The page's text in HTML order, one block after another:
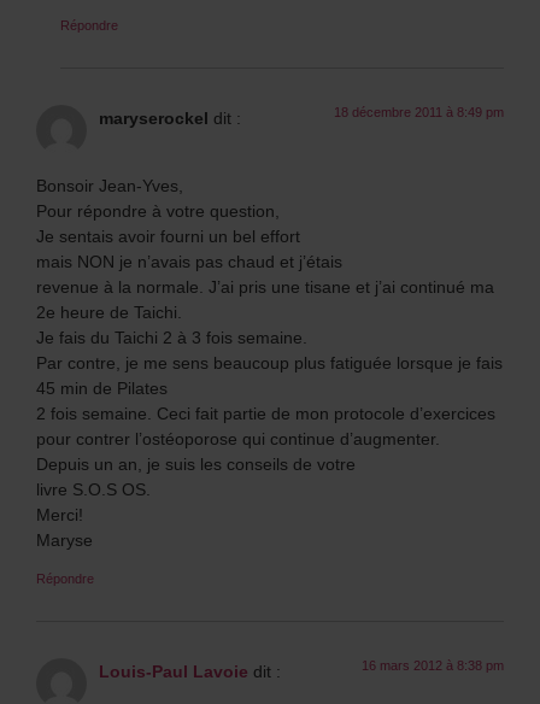
Répondre
maryserockel dit : 18 décembre 2011 à 8:49 pm
Bonsoir Jean-Yves,
Pour répondre à votre question,
Je sentais avoir fourni un bel effort
mais NON je n’avais pas chaud et j’étais
revenue à la normale. J’ai pris une tisane et j’ai continué ma
2e heure de Taichi.
Je fais du Taichi 2 à 3 fois semaine.
Par contre, je me sens beaucoup plus fatiguée lorsque je fais
45 min de Pilates
2 fois semaine. Ceci fait partie de mon protocole d’exercices
pour contrer l’ostéoporose qui continue d’augmenter.
Depuis un an, je suis les conseils de votre
livre S.O.S OS.
Merci!
Maryse
Répondre
Louis-Paul Lavoie dit : 16 mars 2012 à 8:38 pm